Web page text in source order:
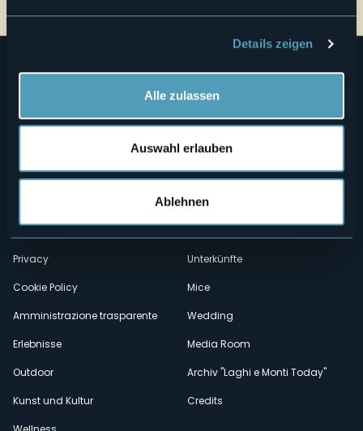
Details zeigen
Alle zulassen
Auswahl erlauben
Ablehnen
Menù
secondario
Wer sind wir?
Kontakte
Privacy
Cookie Policy
Amministrazione trasparente
Erlebnisse
Outdoor
Kunst und Kultur
Önogastronomie
Webcam
Events
Unterkünfte
Mice
Wedding
Media Room
Archiv "Laghi e Monti Today"
Credits